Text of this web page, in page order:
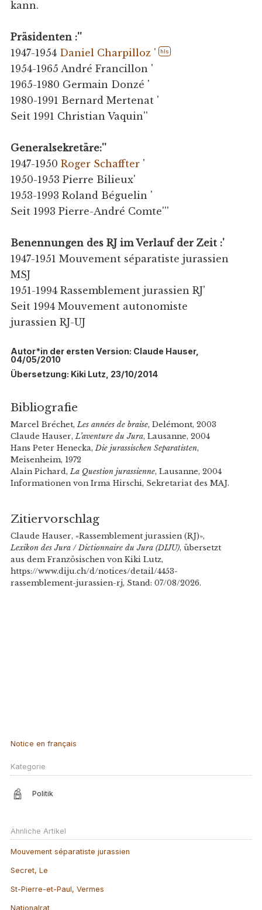
kann.
Präsidenten :''
1947-1954 Daniel Charpilloz ' hls
1954-1965 André Francillon '
1965-1980 Germain Donzé '
1980-1991 Bernard Mertenat '
Seit 1991 Christian Vaquin''
Generalsekretäre:''
1947-1950 Roger Schaffter'
1950-1953 Pierre Bilieux'
1953-1993 Roland Béguelin '
Seit 1993 Pierre-André Comte'''
Benennungen des RJ im Verlauf der Zeit :'
1947-1951 Mouvement séparatiste jurassien
MSJ
1951-1994 Rassemblement jurassien RJ'
Seit 1994 Mouvement autonomiste
jurassien RJ-UJ
Autor*in der ersten Version: Claude Hauser,
04/05/2010
Übersetzung: Kiki Lutz, 23/10/2014
Bibliografie
Marcel Bréchet,Les années de braise, Delémont, 2003
Claude Hauser,L’aventure du Jura, Lausanne, 2004
Hans Peter Henecka,Die jurassischen Separatisten,
Meisenheim, 1972
Alain Pichard,La Question jurassienne, Lausanne, 2004
Informationen von Irma Hirschi, Sekretariat des MAJ.
Zitiervorschlag
Claude Hauser, «Rassemblement jurassien (RJ)»,
Lexikon des Jura / Dictionnaire du Jura (DIJU), übersetzt
aus dem Französischen von Kiki Lutz,
https://www.diju.ch/d/notices/detail/4453-
rassemblement-jurassien-rj, Stand: 07/08/2026.
Notice en français
Kategorie
Politik
Ähnliche Artikel
Mouvement séparatiste jurassien
Secret, Le
St-Pierre-et-Paul, Vermes
Nationalrat